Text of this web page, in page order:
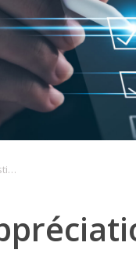
Rapports d’appréciations destinés au personnel enseignant